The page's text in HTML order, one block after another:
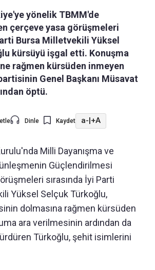
yönelik TBMM'de
çerçeve yasa görüşmeleri
Bursa Milletvekili Yüksel
kürsüyü işgal etti. Konuşma
rağmen kürsüden inmeyen
Genel Başkanı Müsavat
öptü.
Dinle Kaydet a-|+A
Milli Dayanışma ve
Güçlendirilmesi
sırasında İyi Parti
Yüksel Selçuk Türkoğlu,
dolmasına rağmen kürsüden
ara verilmesinin ardından da
Türkoğlu, şehit isimlerini